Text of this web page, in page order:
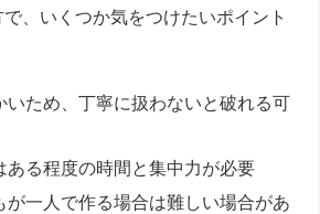
、いくつか気をつけたいポイント
いため、丁寧に扱わないと破れる可
ある程度の時間と集中力が必要
が一人で作る場合は難しい場合があ